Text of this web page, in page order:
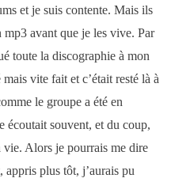
et je suis contente. Mais ils
mp3 avant que je les vive. Par
toute la discographie à mon
vite fait et c’était resté là à
le groupe a été en
écoutait souvent, et du coup,
Alors je pourrais me dire
appris plus tôt, j’aurais pu